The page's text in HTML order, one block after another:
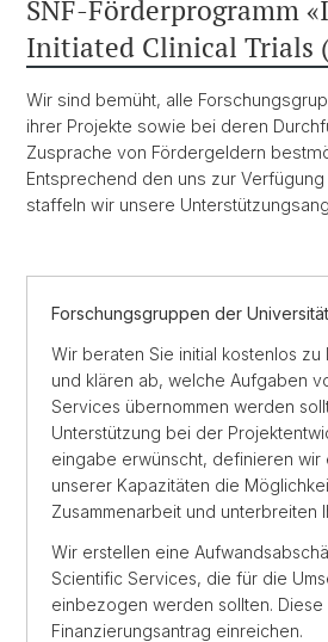
SNF-Förderprogramm
Initiated Clinical Trials
Wir sind bemüht, alle
ihrer Projekte sowie bei deren
Zusprache von Fördergeldern
Entsprechend den uns zur
staffeln wir unsere
Forschungsgruppen der
Wir beraten Sie initial kostenlos zu
und klären ab, welche Aufgaben
Services übernommen werden
Unterstützung bei der
eingabe erwünscht, definieren wir
unserer Kapazitäten die
Zusammenarbeit und unterbreiten
Wir erstellen eine
Scientific Services, die für die
einbezogen werden sollten. Diese
Finanzierungsantrag einreichen.